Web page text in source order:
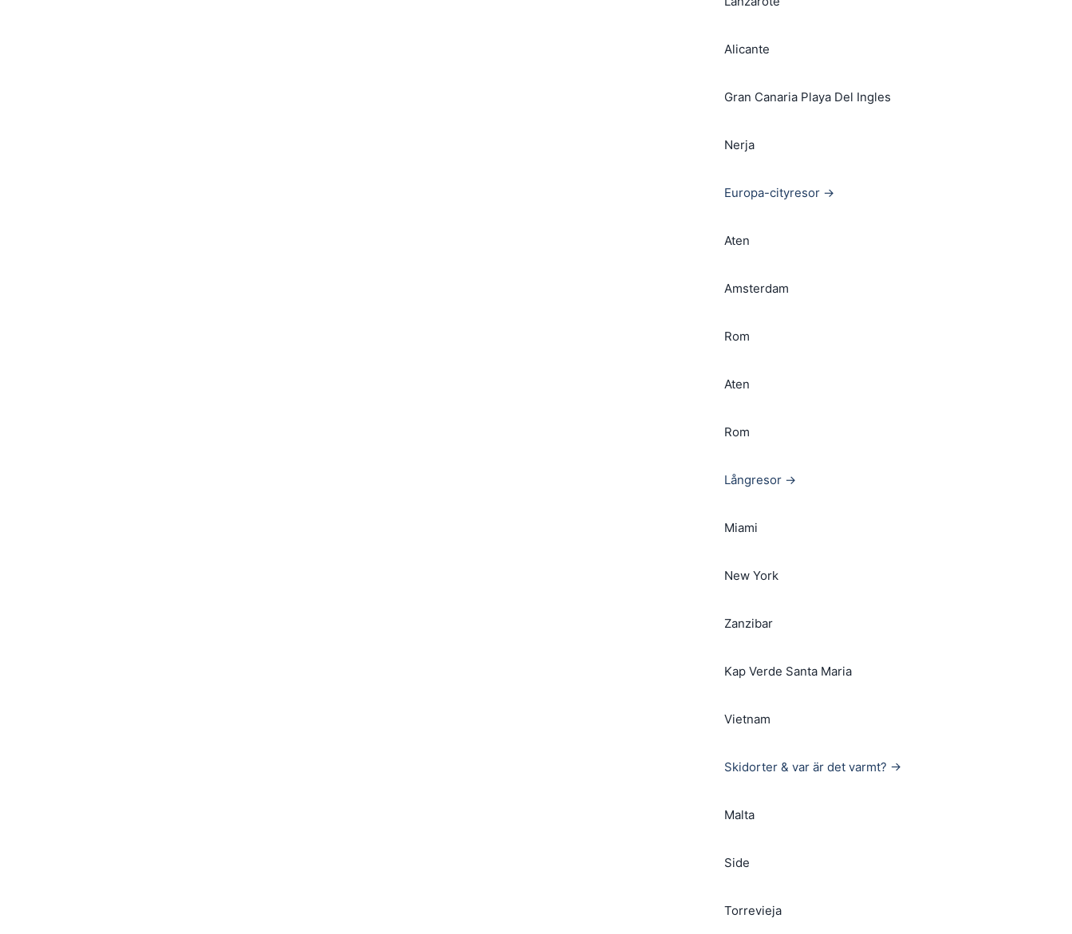
Alicante
Gran Canaria Playa Del Ingles
Nerja
Europa-cityresor →
Aten
Amsterdam
Rom
Aten
Rom
Långresor →
Miami
New York
Zanzibar
Kap Verde Santa Maria
Vietnam
Skidorter & var är det varmt? →
Malta
Side
Torrevieja